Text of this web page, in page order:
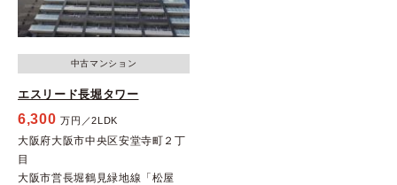
中古マンション
エスリード長堀タワー
6,300 万円／2LDK
大阪府大阪市中央区安堂寺町２丁
目
大阪市営長堀鶴見緑地線「松屋